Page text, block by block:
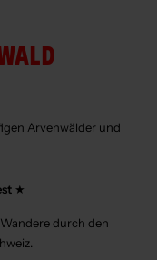
Arvenwälder und
★
Wandere durch den